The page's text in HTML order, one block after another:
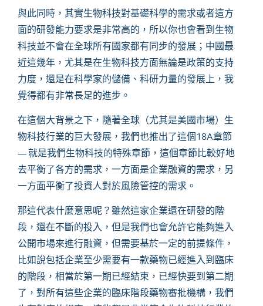
與此同時，其實生物科技對基礎科學的需求或者這方
面的研發能力要求是非常高的，所以你也會看到生物
科技並不會在全球所有國家都有同步的發展；中國最
近這幾年，尤其是在生物科技方面無論是政策的支持
力度，還是在科學家的儲備、科研力量的發展上，我
覺得都有非常長足的進步。
在這個大背景之下，隨著全球（尤其是美國市場）生
物科技行業的巨大發展，我們也推出了這個18A章節
— 就是我們生物科技的特殊章節，這個章節比較好地
去平衡了各方的需求，一方面是企業融資的需求，另
一方面平衡了投資人對於風險管控的需求。
那這代表什麼意思呢？雖然這家企業還在研發的階
段，還在不斷的投入，但是我們也會允許它能夠進入
公開市場來進行融資，但需要基於一定的前提條件，
比如說包括企業至少需要有一款藥物已經進入到臨床
的階段，相當於第一期已經結束，已經快要到第二期
了，對所有這些企業的臨床階段藥物審批機構，我們